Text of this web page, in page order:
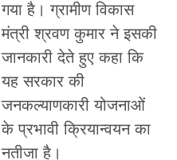
गया है। ग्रामीण विकास
मंत्री श्रवण कुमार ने इसकी
जानकारी देते हुए कहा कि
यह सरकार की
जनकल्याणकारी योजनाओं
के प्रभावी क्रियान्वयन का
नतीजा है।